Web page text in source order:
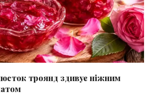
троянд здивує ніжним